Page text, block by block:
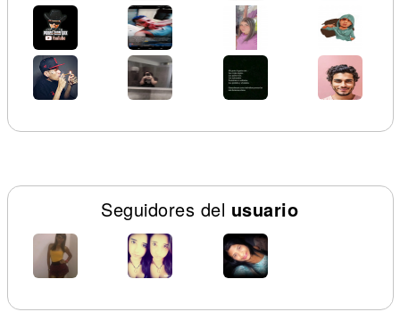
Seguidores del usuario